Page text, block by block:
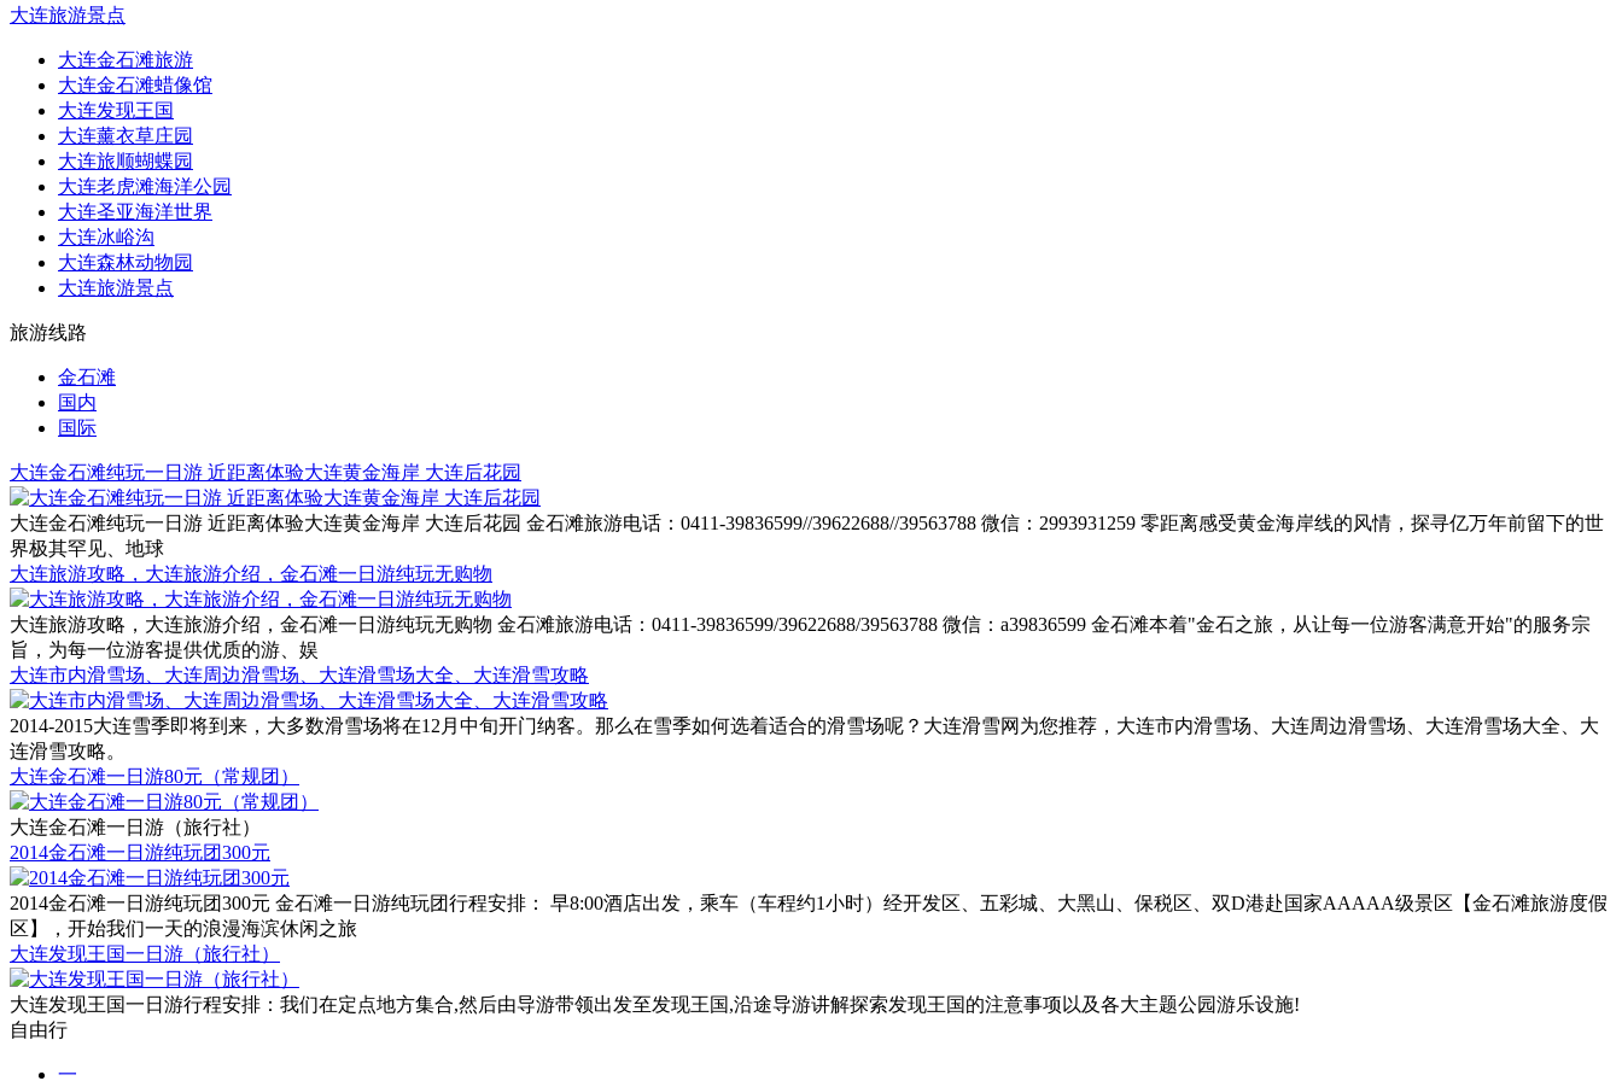
大连旅游景点
大连金石滩旅游
大连金石滩蜡像馆
大连发现王国
大连薰衣草庄园
大连旅顺蝴蝶园
大连老虎滩海洋公园
大连圣亚海洋世界
大连冰峪沟
大连森林动物园
大连旅游景点
旅游线路
金石滩
国内
国际
大连金石滩纯玩一日游 近距离体验大连黄金海岸 大连后花园
大连金石滩纯玩一日游 近距离体验大连黄金海岸 大连后花园 金石滩旅游电话：0411-39836599//39622688//39563788 微信：2993931259 零距离感受黄金海岸线的风情，探寻亿万年前留下的世
界极其罕见、地球
大连旅游攻略，大连旅游介绍，金石滩一日游纯玩无购物
大连旅游攻略，大连旅游介绍，金石滩一日游纯玩无购物 金石滩旅游电话：0411-39836599/39622688/39563788 微信：a39836599 金石滩本着"金石之旅，从让每一位游客满意开始"的服务宗
旨，为每一位游客提供优质的游、娱
大连市内滑雪场、大连周边滑雪场、大连滑雪场大全、大连滑雪攻略
2014-2015大连雪季即将到来，大多数滑雪场将在12月中旬开门纳客。那么在雪季如何选着适合的滑雪场呢？大连滑雪网为您推荐，大连市内滑雪场、大连周边滑雪场、大连滑雪场大全、大
连滑雪攻略。
大连金石滩一日游80元（常规团）
大连金石滩一日游（旅行社）
2014金石滩一日游纯玩团300元
2014金石滩一日游纯玩团300元 金石滩一日游纯玩团行程安排： 早8:00酒店出发，乘车（车程约1小时）经开发区、五彩城、大黑山、保税区、双D港赴国家AAAAA级景区【金石滩旅游度假
区】，开始我们一天的浪漫海滨休闲之旅
大连发现王国一日游（旅行社）
大连发现王国一日游行程安排：我们在定点地方集合,然后由导游带领出发至发现王国,沿途导游讲解探索发现王国的注意事项以及各大主题公园游乐设施!
自由行
一